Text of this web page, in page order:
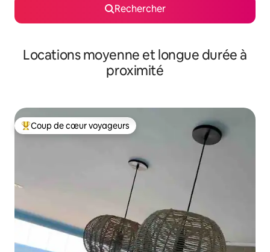
Rechercher
Locations moyenne et longue durée à
proximité
Coups de cœur voyageurs les plus appréciés
Coup de cœur voyageurs